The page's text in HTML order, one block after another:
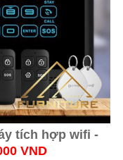
tích hợp wifi -
VND